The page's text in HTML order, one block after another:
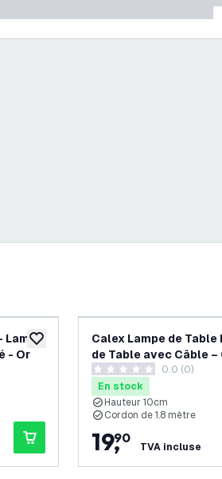
ajouter à la liste de souhaits
Lampe
- Or
Calex Lampe de Table
de Table avec Câble –
Blanc - Verre
0 étoiles de notation
0.0 (0)
En stock
Hauteur 10cm
Cordon de 1.8 mètre
19,
90
TVA incluse